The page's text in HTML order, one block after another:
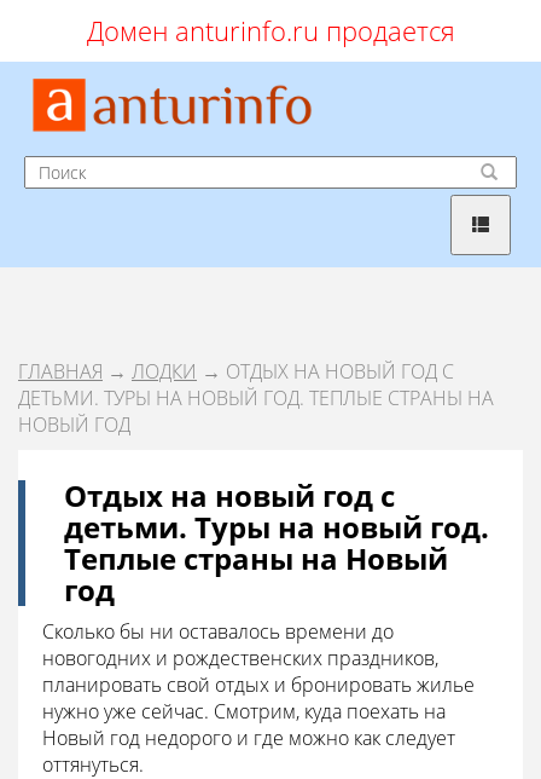
Домен anturinfo.ru продается
ГЛАВНАЯ → ЛОДКИ → ОТДЫХ НА НОВЫЙ ГОД С
ДЕТЬМИ. ТУРЫ НА НОВЫЙ ГОД. ТЕПЛЫЕ СТРАНЫ НА
НОВЫЙ ГОД
Отдых на новый год с
детьми. Туры на новый год.
Теплые страны на Новый
год
Сколько бы ни оставалось времени до
новогодних и рождественских праздников,
планировать свой отдых и бронировать жилье
нужно уже сейчас. Смотрим, куда поехать на
Новый год недорого и где можно как следует
оттянуться.